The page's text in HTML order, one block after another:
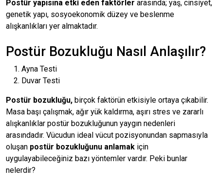
Postür yapısına etki eden faktörler arasında; yaş, cinsiyet,
genetik yapı, sosyoekonomik düzey ve beslenme
alışkanlıkları yer almaktadır.
Postür Bozukluğu Nasıl Anlaşılır?
Ayna Testi
Duvar Testi
Postür bozukluğu, birçok faktörün etkisiyle ortaya çıkabilir.
Masa başı çalışmak, ağır yük kaldırma, aşırı stres ve zararlı
alışkanlıklar postür bozukluğunun yaygın nedenleri
arasındadır. Vücudun ideal vücut pozisyonundan sapmasıyla
oluşan postür bozukluğunu anlamak için
uygulayabileceğiniz bazı yöntemler vardır. Peki bunlar
nelerdir?